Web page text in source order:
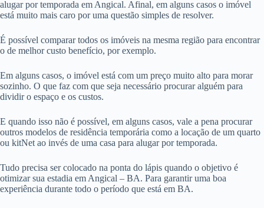
alugar por temporada em Angical. Afinal, em alguns casos o imóvel
está muito mais caro por uma questão simples de resolver.
É possível comparar todos os imóveis na mesma região para encontrar
o de melhor custo benefício, por exemplo.
Em alguns casos, o imóvel está com um preço muito alto para morar
sozinho. O que faz com que seja necessário procurar alguém para
dividir o espaço e os custos.
E quando isso não é possível, em alguns casos, vale a pena procurar
outros modelos de residência temporária como a locação de um quarto
ou kitNet ao invés de uma casa para alugar por temporada.
Tudo precisa ser colocado na ponta do lápis quando o objetivo é
otimizar sua estadia em Angical – BA. Para garantir uma boa
experiência durante todo o período que está em BA.